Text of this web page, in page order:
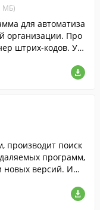
МБ)
для автоматиза
организации. Про
штрих-кодов. Уч
данных.
производит поиск
программ,
версий. Име
ненужные прило